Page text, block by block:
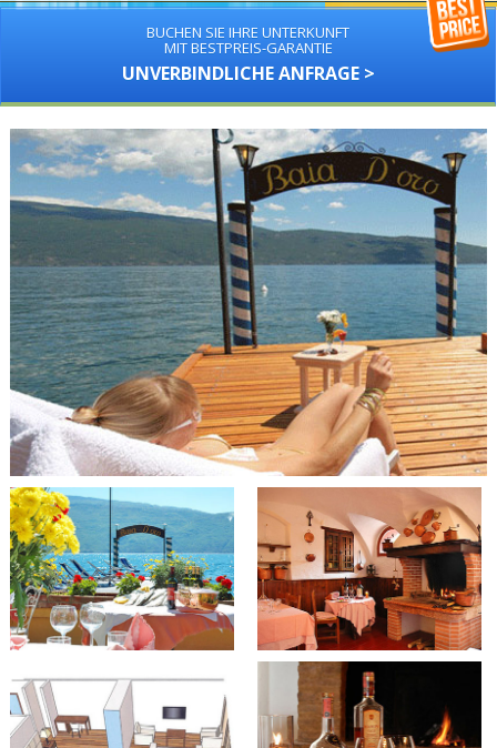
BUCHEN SIE IHRE UNTERKUNFT
MIT BESTPREIS-GARANTIE
UNVERBINDLICHE ANFRAGE >